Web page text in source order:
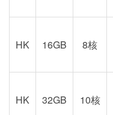
HK 16GB 8核
HK 32GB 10核